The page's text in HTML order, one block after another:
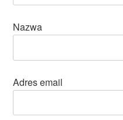
Nazwa
Adres email